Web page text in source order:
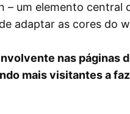
– um elemento central
adaptar as cores do
nas páginas
mais visitantes a